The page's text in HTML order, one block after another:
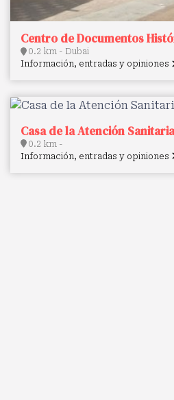
Centro de Documentos
0.2 km - Dubai
Información, entradas y opiniones
Casa de la Atención
0.2 km -
Información, entradas y opiniones